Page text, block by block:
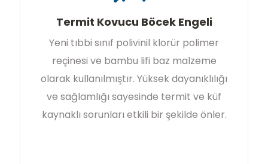
Termit Kovucu Böcek Engeli
Yeni tıbbi sınıf polivinil klorür polimer
reçinesi ve bambu lifi baz malzeme
olarak kullanılmıştır. Yüksek dayanıklılığı
ve sağlamlığı sayesinde termit ve küf
kaynaklı sorunları etkili bir şekilde önler.